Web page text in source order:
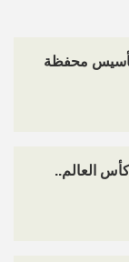
تأسيس محفظة
كأس العالم..